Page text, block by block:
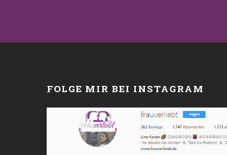
FOLGE MIR BEI INSTAGRAM